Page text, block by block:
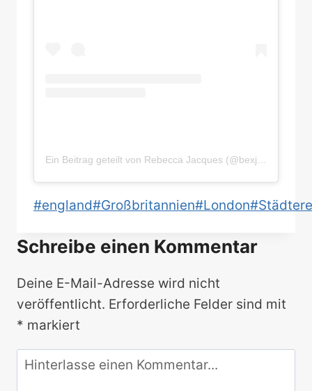
Schlagworte:
#england#Großbritannien#London#
Schreibe einen Kommentar
Deine E-Mail-Adresse wird nicht
veröffentlicht. Erforderliche Felder sind mit
* markiert